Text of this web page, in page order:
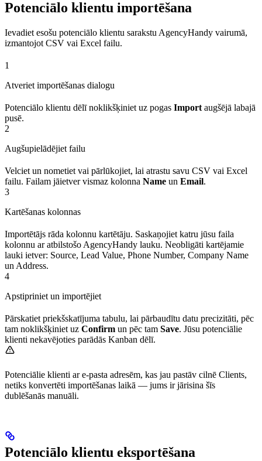
Potenciālo klientu importēšana
Ievadiet esošu potenciālo klientu sarakstu AgencyHandy vairumā,
izmantojot CSV vai Excel failu.
1
Atveriet importēšanas dialogu
Potenciālo klientu dēlī noklikšķiniet uz pogas Import augšējā labajā
pusē.
2
Augšupielādējiet failu
Velciet un nometiet vai pārlūkojiet, lai atrastu savu CSV vai Excel
failu. Failam jāietver vismaz kolonna Name un Email.
3
Kartēšanas kolonnas
Importētājs rāda kolonnu kartētāju. Saskaņojiet katru jūsu faila
kolonnu ar atbilstošo AgencyHandy lauku. Neobligāti kartējamie
lauki ietver: Source, Lead Value, Phone Number, Company Name
un Address.
4
Apstipriniet un importējiet
Pārskatiet priekšskatījuma tabulu, lai pārbaudītu datu precizitāti, pēc
tam noklikšķiniet uz Confirm un pēc tam Save. Jūsu potenciālie
klienti nekavējoties parādās Kanban dēlī.
Potenciālie klienti ar e-pasta adresēm, kas jau pastāv cilnē Clients,
netiks konvertēti importēšanas laikā — jums ir jārisina šīs
dublēšanās manuāli.
Potenciālo klientu eksportēšana